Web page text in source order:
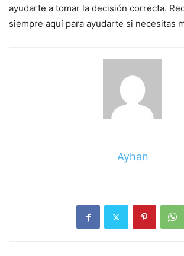
ayudarte a tomar la decisión correcta.
siempre aquí para ayudarte si necesitas
Ayhan